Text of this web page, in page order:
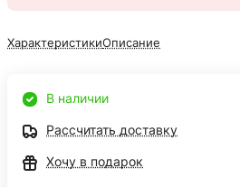
ХарактеристикиОписание
В наличии
Рассчитать доставку
Хочу в подарок